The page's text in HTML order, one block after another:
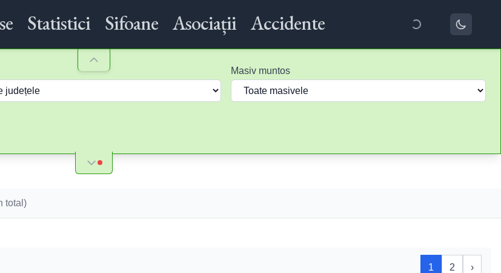
Statistici Sifoane Asociații Accidente
Masiv muntos
total)
1 2 ›